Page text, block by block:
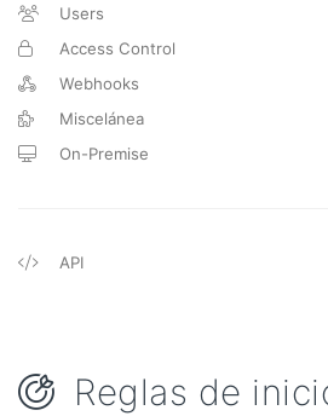
Users
Access Control
Webhooks
Miscelánea
On-Premise
API
Reglas de